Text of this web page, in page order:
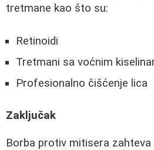
tretmane kao što su:
Retinoidi
Tretmani sa voćnim
Profesionalno čišćenje lica
Zaključak
Borba protiv mitisera zahteva